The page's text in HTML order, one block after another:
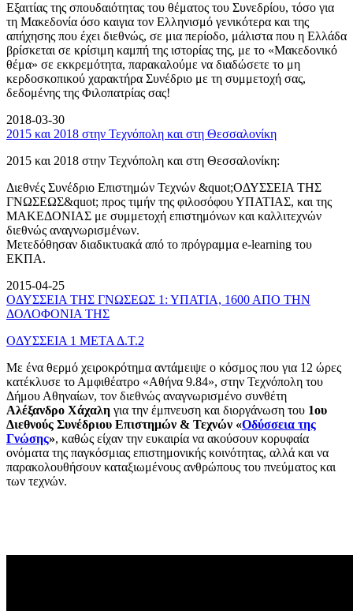
Εξαιτίας της σπουδαιότητας του θέματος του Συνεδρίου, τόσο για
τη Μακεδονία όσο καιγια τον Ελληνισμό γενικότερα και της
απήχησης που έχει διεθνώς, σε μια περίοδο, μάλιστα που η Ελλάδα
βρίσκεται σε κρίσιμη καμπή της ιστορίας της, με το «Μακεδονικό
θέμα» σε εκκρεμότητα, παρακαλούμε να διαδώσετε το μη
κερδοσκοπικού χαρακτήρα Συνέδριο με τη συμμετοχή σας,
δεδομένης της Φιλοπατρίας σας!
2018-03-30
2015 και 2018 στην Τεχνόπολη και στη Θεσσαλονίκη
2015 και 2018 στην Τεχνόπολη και στη Θεσσαλονίκη:
Διεθνές Συνέδριο Επιστημών Τεχνών &quot;ΟΔΥΣΣΕΙΑ ΤΗΣ
ΓΝΩΣΕΩΣ&quot; προς τιμήν της φιλοσόφου ΥΠΑΤΙΑΣ, και της
ΜΑΚΕΔΟΝΙΑΣ με συμμετοχή επιστημόνων και καλλιτεχνών
διεθνώς αναγνωρισμένων.
Μετεδόθησαν διαδικτυακά από το πρόγραμμα e-learning του
ΕΚΠΑ.
2015-04-25
ΟΔΥΣΣΕΙΑ ΤΗΣ ΓΝΩΣΕΩΣ 1: ΥΠΑΤΙΑ, 1600 ΑΠΟ ΤΗΝ
ΔΟΛΟΦΟΝΙΑ ΤΗΣ
ΟΔΥΣΣΕΙΑ 1 ΜΕΤΑ Δ.Τ.2
Με ένα θερμό χειροκρότημα αντάμειψε ο κόσμος που για 12 ώρες
κατέκλυσε το Αμφιθέατρο «Αθήνα 9.84», στην Τεχνόπολη του
Δήμου Αθηναίων, τον διεθνώς αναγνωρισμένο συνθέτη
Αλέξανδρο Χάχαλη για την έμπνευση και διοργάνωση του 1ου
Διεθνούς Συνέδριου Επιστημών & Τεχνών «Οδύσσεια της
Γνώσης», καθώς είχαν την ευκαιρία να ακούσουν κορυφαία
ονόματα της παγκόσμιας επιστημονικής κοινότητας, αλλά και να
παρακολουθήσουν καταξιωμένους ανθρώπους του πνεύματος και
των τεχνών.